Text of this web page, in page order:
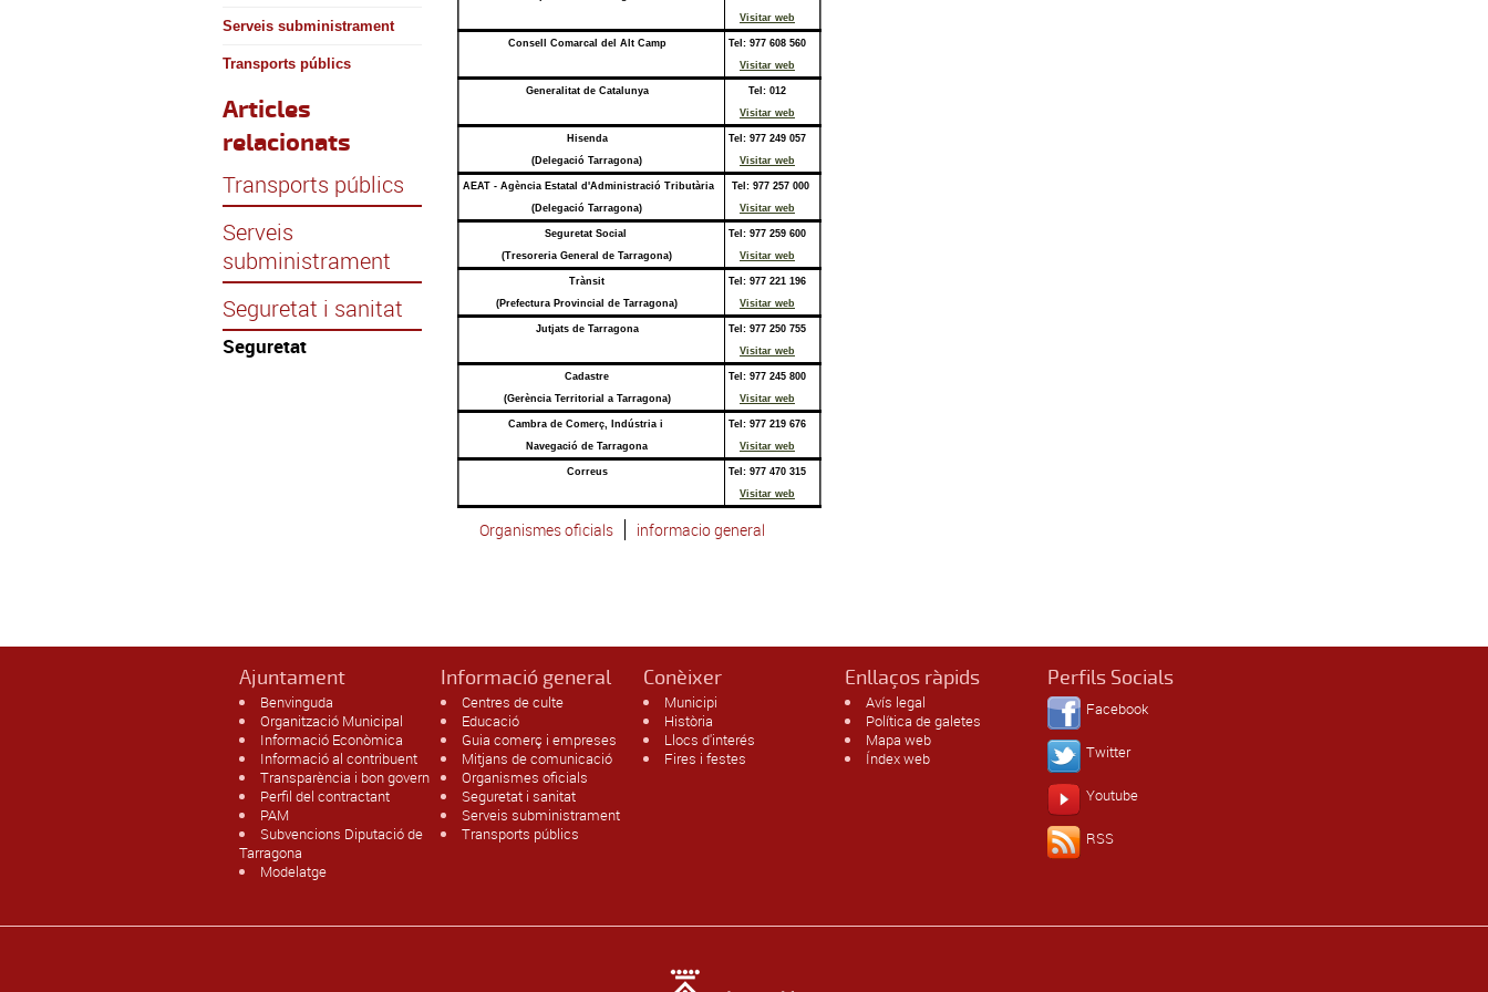
Serveis subministrament
Transports públics
Articles
relacionats
Transports públics
Serveis
subministrament
Seguretat i sanitat
Seguretat
Visitar web
Consell Comarcal del Alt Camp Tel: 977 608 560
Visitar web
Generalitat de Catalunya
Tel: 012
Visitar web
Hisenda
(Delegació Tarragona)
Tel: 977 249 057
Visitar web
AEAT - Agència Estatal d'Administració Tributària
(Delegació Tarragona)
Tel: 977 257 000
Visitar web
Seguretat Social
(Tresoreria General de Tarragona)
Tel: 977 259 600
Visitar web
Trànsit
(Prefectura Provincial de Tarragona)
Tel: 977 221 196
Visitar web
Jutjats de Tarragona Tel: 977 250 755
Visitar web
Cadastre
(Gerència Territorial a Tarragona)
Tel: 977 245 800
Visitar web
Cambra de Comerç, Indústria i
Navegació de Tarragona
Tel: 977 219 676
Visitar web
Correus Tel: 977 470 315
Visitar web
Organismes oficials informacio general
Ajuntament
Benvinguda
Organització Municipal
Informació Econòmica
Informació al contribuent
Transparència i bon govern
Perfil del contractant
PAM
Subvencions Diputació de
Tarragona
Modelatge
Informació general
Centres de culte
Educació
Guia comerç i empreses
Mitjans de comunicació
Organismes oficials
Seguretat i sanitat
Serveis subministrament
Transports públics
Conèixer
Municipi
Història
Llocs d'interés
Fires i festes
Enllaços ràpids
Avís legal
Política de galetes
Mapa web
Índex web
Perfils Socials
Facebook
Twitter
Youtube
RSS